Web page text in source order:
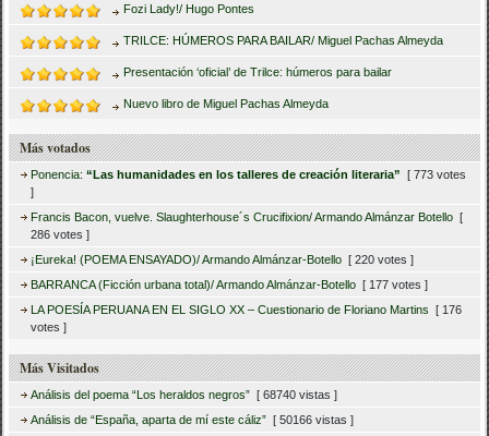
Fozi Lady!/ Hugo Pontes
TRILCE: HÚMEROS PARA BAILAR/ Miguel Pachas Almeyda
Presentación ‘oficial’ de Trilce: húmeros para bailar
Nuevo libro de Miguel Pachas Almeyda
Más votados
Ponencia:“Las humanidades en los talleres de creación literaria” [ 773 votes
]
Francis Bacon, vuelve. Slaughterhouse´s Crucifixion/ Armando Almánzar Botello [
286 votes ]
¡Eureka! (POEMA ENSAYADO)/ Armando Almánzar-Botello [ 220 votes ]
BARRANCA (Ficción urbana total)/ Armando Almánzar-Botello [ 177 votes ]
LA POESÍA PERUANA EN EL SIGLO XX – Cuestionario de Floriano Martins [ 176
votes ]
Más Visitados
Análisis del poema “Los heraldos negros” [ 68740 vistas ]
Análisis de “España, aparta de mí este cáliz” [ 50166 vistas ]